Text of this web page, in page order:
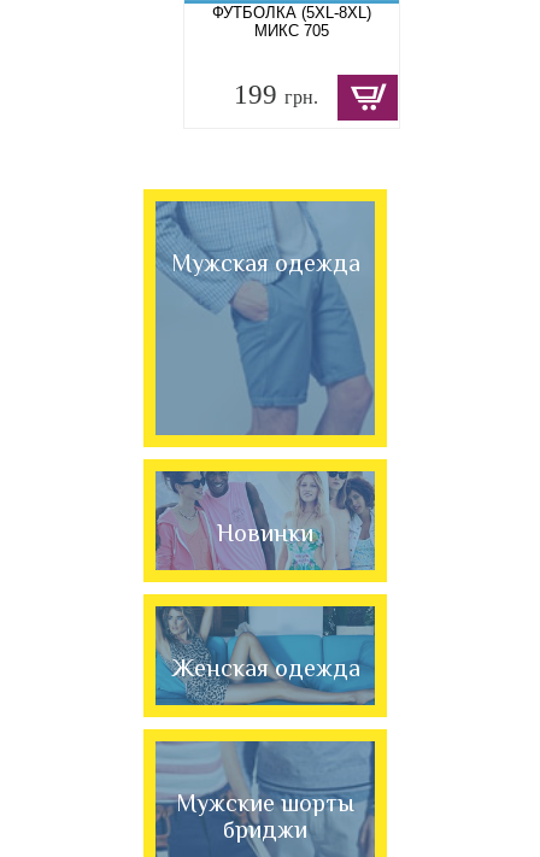
ФУТБОЛКА (5XL-8XL)
МИКС 705
199 грн.
Мужская одежда
Новинки
Женская одежда
Мужские шорты
бриджи